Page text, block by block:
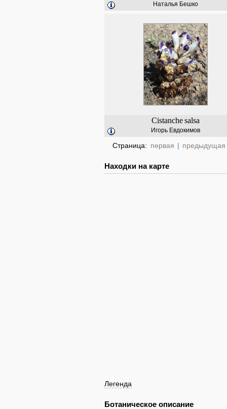
Наталья Бешко
Cistanche salsa
Игорь Евдокимов
Страница: первая | предыдущая
Находки на карте
Легенда
Ботаническое описание